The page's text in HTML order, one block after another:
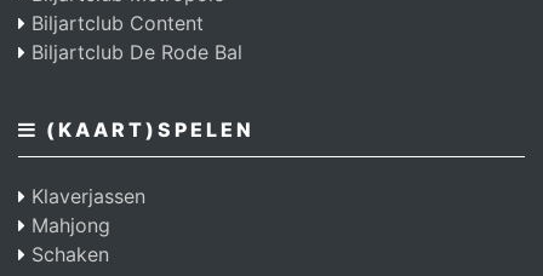
Biljartclub Content
Biljartclub De Rode Bal
(KAART)SPELEN
Klaverjassen
Mahjong
Schaken